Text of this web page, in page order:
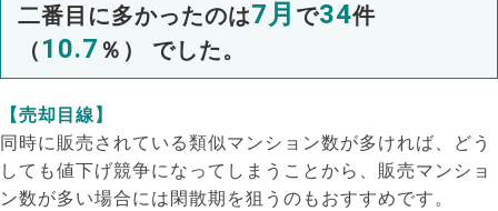
二番目に多かったのは7月 で34件
（ 10.7 ％） でした。
【売却目線】
同時に販売されている類似マンション数が多ければ、どう
しても値下げ競争になってしまうことから、販売マンショ
ン数が多い場合には閑散期を狙うのもおすすめです。